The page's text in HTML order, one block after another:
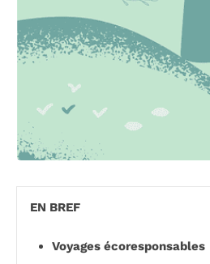
EN BREF
Voyages écoresponsables